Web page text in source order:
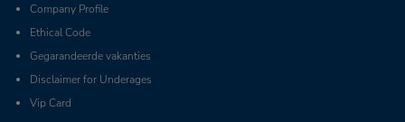
Company Profile
Ethical Code
Gegarandeerde vakanties
Disclaimer for Underages
Vip Card